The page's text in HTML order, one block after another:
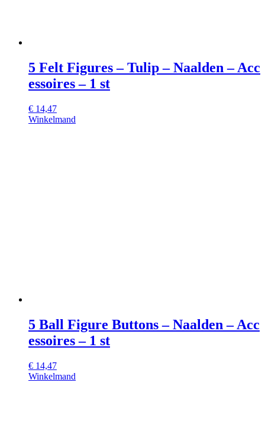
5 Felt Figures – Tulip – Naalden – Acc
essoires – 1 st
€ 14,47
Winkelmand
5 Ball Figure Buttons – Naalden – Acc
essoires – 1 st
€ 14,47
Winkelmand